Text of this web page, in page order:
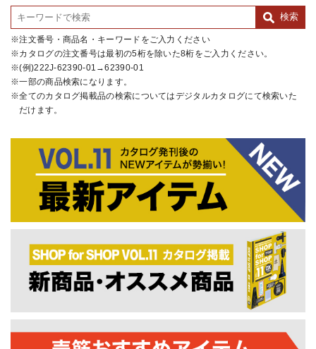
注文番号・商品名・キーワードをご入力ください
カタログの注文番号は最初の5桁を除いた8桁をご入力ください。
(例)222J-62390-01→62390-01
一部の商品検索になります。
全てのカタログ掲載品の検索についてはデジタルカタログにて検索いた
だけます。